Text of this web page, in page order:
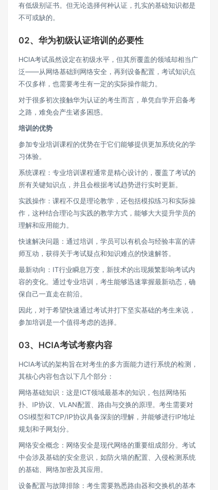
有低级别证书。但无论选择何种认证，扎实的基础知识都是
不可或缺的。
02、华为初级认证培训的必要性
HCIA考试虽然设定在初级水平，但其所覆盖的领域却相当广
泛——从网络基础到网络安全，再到设备配置，考试知识点
不仅多样，也需要考生有一定的实际操作能力。
对于很多初次接触华为认证的考生而言，单凭自学开启备考
之路，难免会产生诸多困惑。
培训的优势
参加专业培训课程的优势在于它们能够提供更加系统化的学
习体验。
系统课程：专业培训课程通常是精心设计的，覆盖了考试的
所有关键知识点，并且会根据考试趋势进行实时更新。
实践操作：课程不仅是理论教学，还包括模拟练习和实际操
作，这种结合理论与实践的教学方式，能够大大提升学员的
理解和应用能力。
快速解决问题：通过培训，学员可以有机会与经验丰富的讲
师互动，获得关于考试疑点和知识难点的快速解答。
最新动向：IT行业瞬息万变，新技术的出现频繁影响考试内
容的变化。通过专业培训，考生能够迅速掌握最新动态，确
保自己一直走在前沿。
因此，对于希望快速通过考试并打下坚实基础的考生来说，
参加培训是一个值得考虑的选择。
03、HCIA考试考察内容
HCIA考试的架构旨在对考生的多方面能力进行系统的检测，
其核心内容包含以下几个部分：
网络基础知识：这是ICT领域最基本的知识，包括网络拓
扑、IP协议、VLAN配置、路由与交换的原理。考生需要对
OSI模型和TCP/IP协议具备深刻的理解，并能够进行IP地址
规划和子网划分。
网络安全概念：网络安全是现代网络的重要组成部分。考试
中会涉及基础的安全意识，如防火墙的配置、入侵检测系统
的基础、网络加密及其应用。
设备配置与故障排除：考生需要熟悉路由器和交换机的基本